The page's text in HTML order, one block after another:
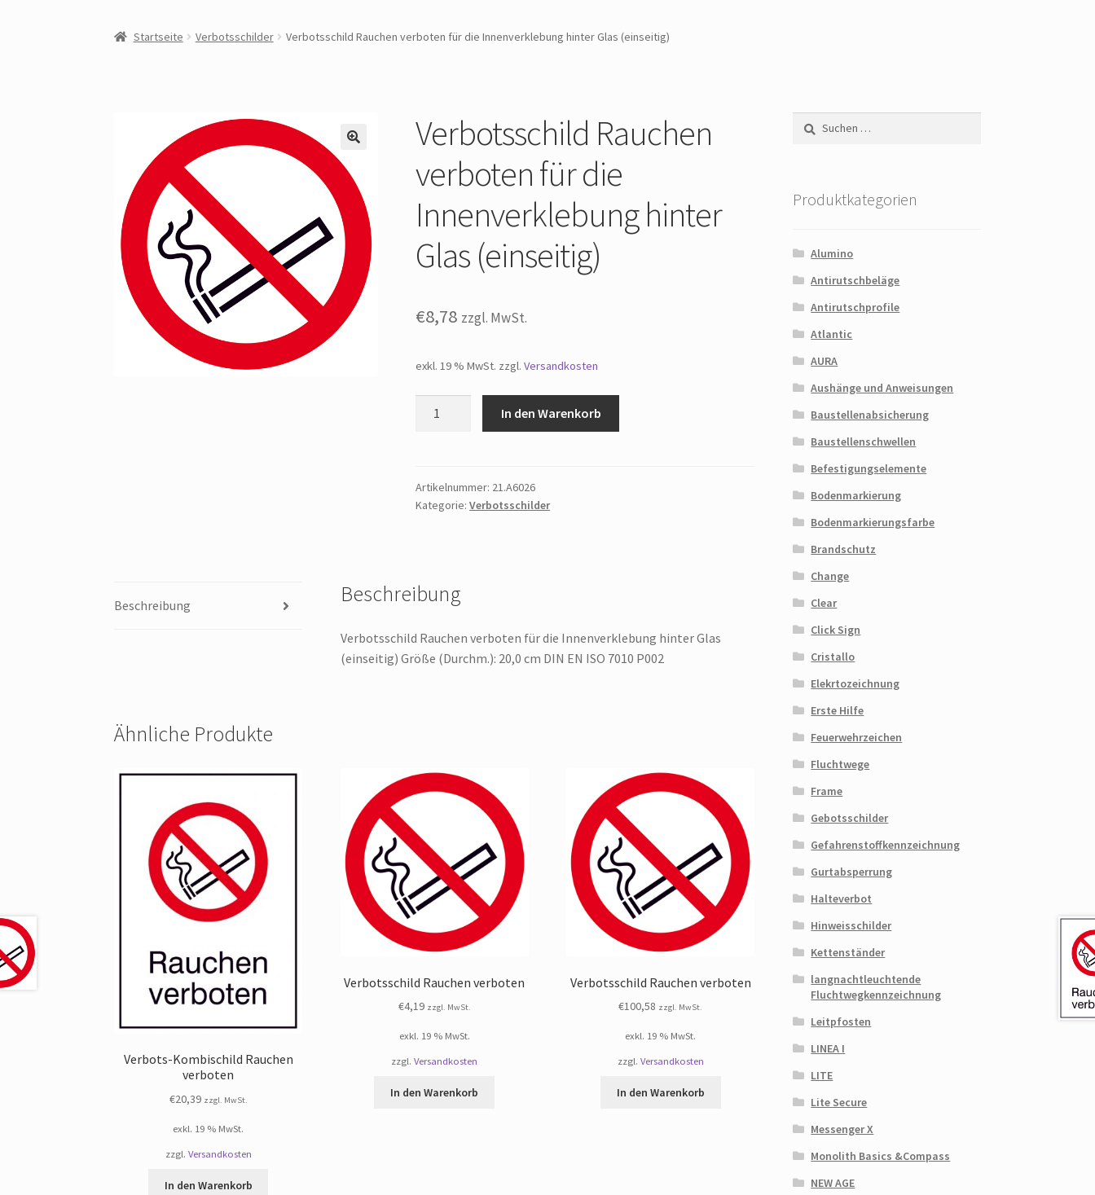
Startseite Verbotsschilder Verbotsschild Rauchen verboten für die Innenverklebung hinter Glas (einseitig)
Verbotsschild Rauchen
verboten für die
Innenverklebung hinter
Glas (einseitig)
€8,78 zzgl. MwSt.
exkl. 19 % MwSt. zzgl.Versandkosten
die
Innenverklebung
Menge
In den Warenkorb
Artikelnummer: 21.A6026
Kategorie:Verbotsschilder
Beschreibung Beschreibung
Verbotsschild Rauchen verboten für die Innenverklebung hinter Glas
(einseitig) Größe (Durchm.): 20,0 cm DIN EN ISO 7010 P002
Ähnliche Produkte
Verbots-Kombischild Rauchen
verboten
€20,39 zzgl. MwSt.
exkl. 19 % MwSt.
zzgl. Versandkosten
In den Warenkorb
Verbotsschild Rauchen verboten
€4,19 zzgl. MwSt.
exkl. 19 % MwSt.
zzgl.Versandkosten
In den Warenkorb
Verbotsschild Rauchen verboten
€100,58 zzgl. MwSt.
exkl. 19 % MwSt.
zzgl. Versandkosten
In den Warenkorb
Suchen
nach:
Produktkategorien
Alumino
Antirutschbeläge
Antirutschprofile
Atlantic
AURA
Aushänge und Anweisungen
Baustellenabsicherung
Baustellenschwellen
Befestigungselemente
Bodenmarkierung
Bodenmarkierungsfarbe
Brandschutz
Change
Clear
Click Sign
Cristallo
Elekrtozeichnung
Erste Hilfe
Feuerwehrzeichen
Fluchtwege
Frame
Gebotsschilder
Gefahrenstoffkennzeichnung
Gurtabsperrung
Halteverbot
Hinweisschilder
Kettenständer
langnachtleuchtende
Fluchtwegkennzeichnung
Leitpfosten
LINEA I
LITE
Lite Secure
Messenger X
Monolith Basics &Compass
NEW AGE